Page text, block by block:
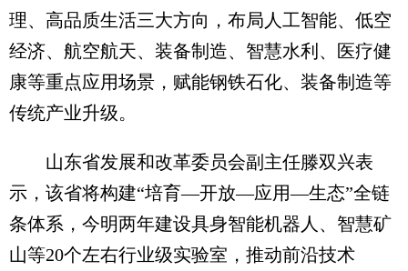
理、高品质生活三大方向，布局人工智能、低空
经济、航空航天、装备制造、智慧水利、医疗健
康等重点应用场景，赋能钢铁石化、装备制造等
传统产业升级。
山东省发展和改革委员会副主任滕双兴表
示，该省将构建“培育—开放—应用—生态”全链
条体系，今明两年建设具身智能机器人、智慧矿
山等20个左右行业级实验室，推动前沿技术